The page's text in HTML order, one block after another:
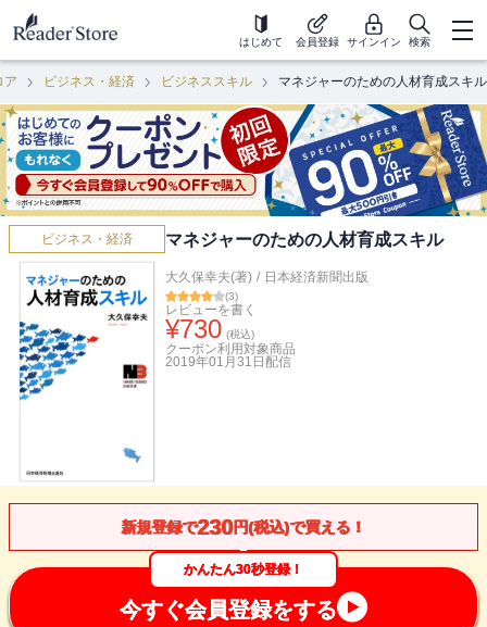
はじめて 会員登録 サインイン 検索
ア ビジネス・経済 ビジネススキル マネジャーのための人材育成スキル
ビジネス・経済 マネジャーのための人材育成スキル
大久保幸夫(著) / 日本経済新聞出版
(3)
レビューを書く
¥730 (税込)
クーポン利用対象商品
2019年01月31日 配信
新規登録で230円(税込)で買える！
かんたん30秒登録！
今すぐ会員登録をする